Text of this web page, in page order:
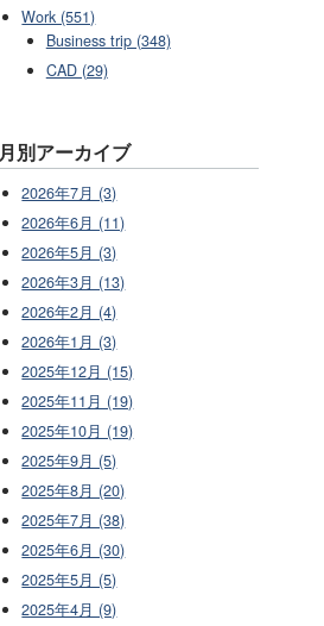
Work (551)
Business trip (348)
CAD (29)
月別アーカイブ
2026年7月 (3)
2026年6月 (11)
2026年5月 (3)
2026年3月 (13)
2026年2月 (4)
2026年1月 (3)
2025年12月 (15)
2025年11月 (19)
2025年10月 (19)
2025年9月 (5)
2025年8月 (20)
2025年7月 (38)
2025年6月 (30)
2025年5月 (5)
2025年4月 (9)